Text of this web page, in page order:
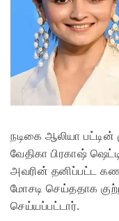
நடிகை ஆலியா
வேதிகா பிரகாஷ்
அவரின் தனிப்பட்ட
மோசடி செய்ததாக
செய்யப்பட்டார்.